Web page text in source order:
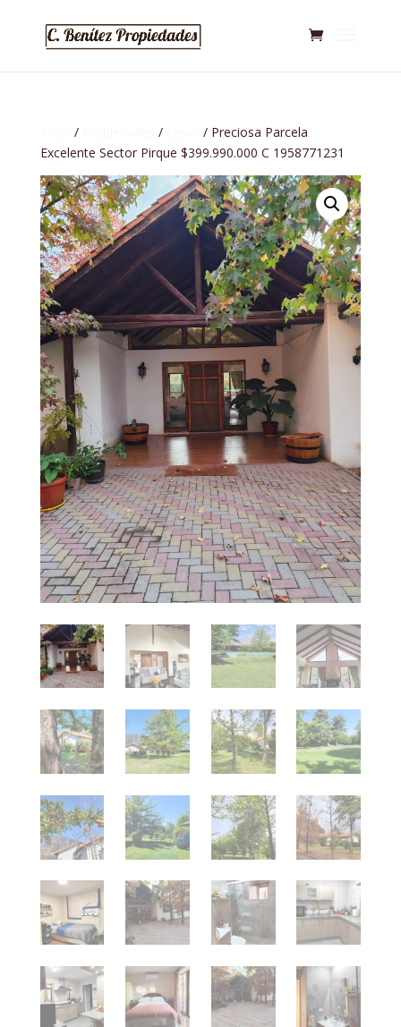
/ /
/ Preciosa Parcela
Excelente Sector Pirque $399.990.000 C 1958771231